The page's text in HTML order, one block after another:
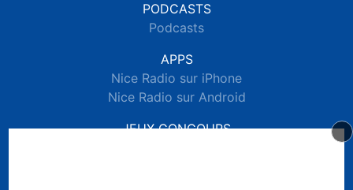
PODCASTS
Podcasts
APPS
Nice Radio sur iPhone
Nice Radio sur Android
JEUX CONCOURS